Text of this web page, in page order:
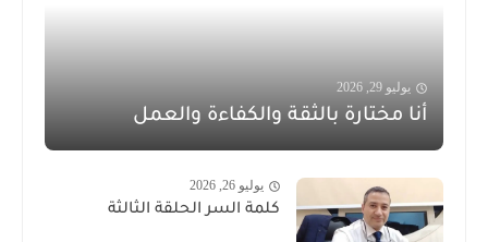
يوليو 29, 2026
أنا مختارة بالثقة والكفاءة والعمل
يوليو 26, 2026
كلمة السر الحلقة الثالثة